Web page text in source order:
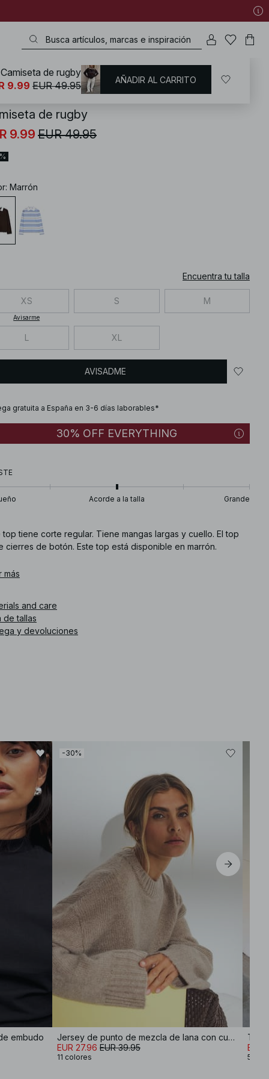
/ Tops / Camisetas de manga larga
de rugby
9.99 EUR 49.95
: Marrón
Encuentra tu talla
XS
Avisarme
S M
L XL
AVISADME
gratuita a España en 3-6 días laborables*
30% OFF EVERYTHING
Acorde a la talla Grande
top tiene corte regular. Tiene mangas largas y cuello. El top
cierres de botón. Este top está disponible en marrón.
de artículo
más
and care
de tallas
y devoluciones
embudo
-30%
Jersey de punto de mezcla de lana con cuello redondo
EUR 27.96 EUR 39.95
11 colores
Top
EUR
5
Camiseta de rugby
9.99 EUR 49.95 AÑADIR AL CARRITO